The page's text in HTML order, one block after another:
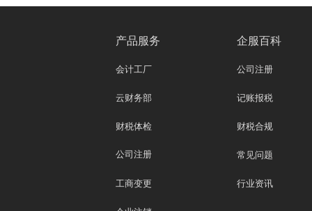
产品服务
会计工厂
云财务部
财税体检
公司注册
工商变更
企服百科
公司注册
记账报税
财税合规
常见问题
行业资讯